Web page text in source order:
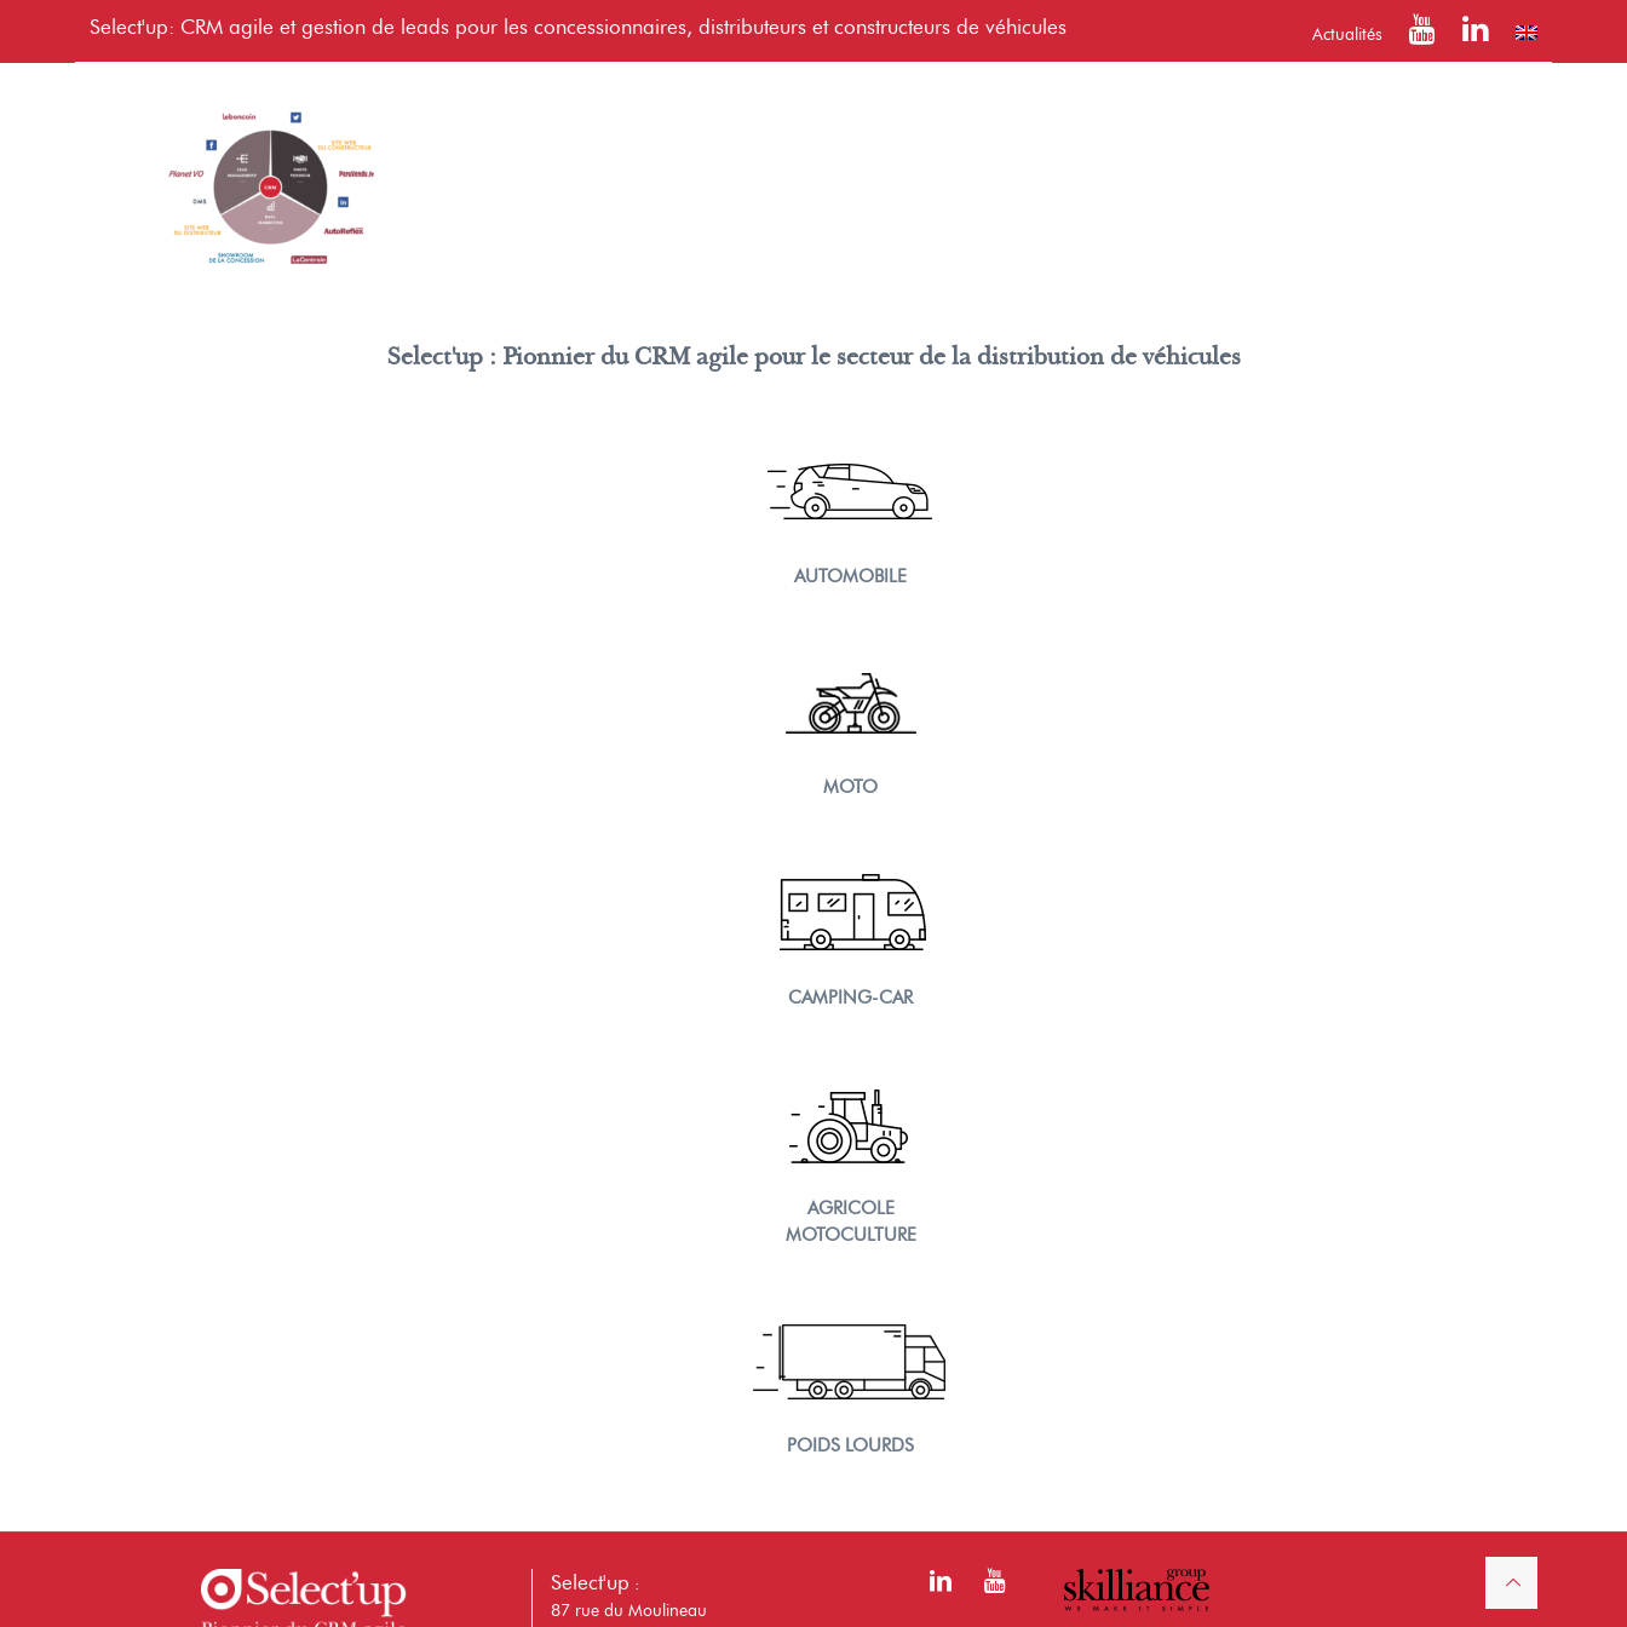
Select'up: CRM agile et gestion de leads pour les concessionnaires, distributeurs et constructeurs de véhicules Actualités
Select'up : Pionnier du CRM agile pour le secteur de la distribution de véhicules
AUTOMOBILE
MOTO
CAMPING-CAR
AGRICOLE
MOTOCULTURE
POIDS LOURDS
Select'up :
87 rue du Moulineau